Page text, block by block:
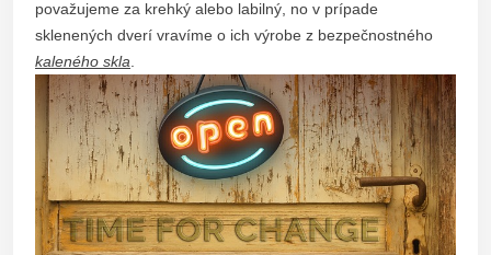
považujeme za krehký alebo labilný, no v prípade
sklenených dverí vravíme o ich výrobe z bezpečnostného
kaleného skla